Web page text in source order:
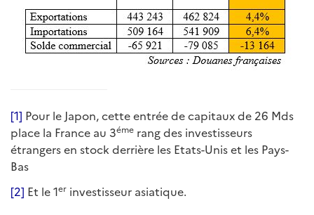
[1] Pour le Japon, cette entrée de capitaux de 26 Mds
place la France au 3éme rang des investisseurs
étrangers en stock derrière les Etats-Unis et les Pays-
Bas
[2] Et le 1er investisseur asiatique.